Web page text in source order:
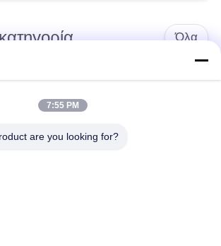
Όλα
Πολυ φορτηγό
κιβωτίων
Ευρώ που
7:55 PM
are you looking for?